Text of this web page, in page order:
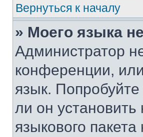
Вернуться к началу
» Моего языка
Администратор
конференции,
язык.
ли он
языкового